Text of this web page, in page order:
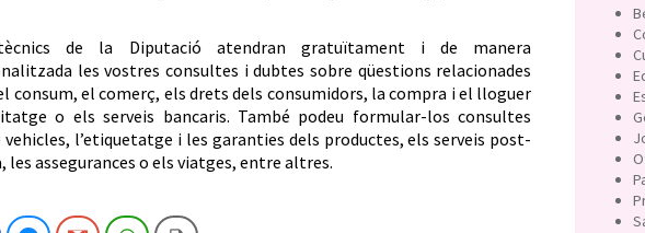
de la Diputació atendran gratuïtament i de manera
les vostres consultes i dubtes sobre qüestions relacionades
consum, el comerç, els drets dels consumidors, la compra i el lloguer
o els serveis bancaris. També podeu formular-los consultes
vehicles, l’etiquetatge i les garanties dels productes, els serveis post-
les assegurances o els viatges, entre altres.